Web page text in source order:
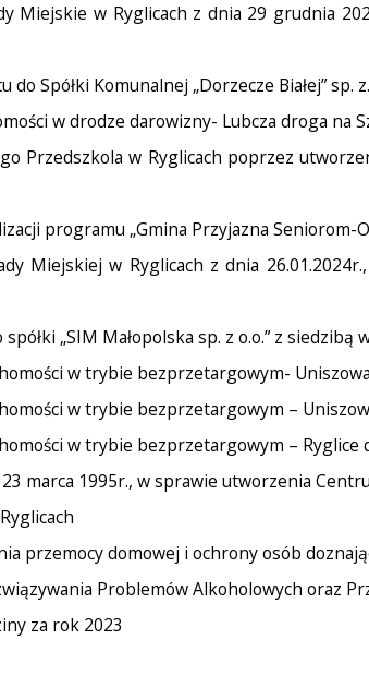
Miejskie w Ryglicach z dnia 29 grudnia
Spółki Komunalnej „Dorzecze Białej” sp.
w drodze darowizny- Lubcza droga na
Przedszkola w Ryglicach poprzez
programu „Gmina Przyjazna Seniorom-
Miejskiej w Ryglicach z dnia
„SIM Małopolska sp. z o.o.” z siedzibą
w trybie bezprzetargowym-
w trybie bezprzetargowym –
w trybie bezprzetargowym – Ryglice
marca 1995r., w sprawie utworzenia
przemocy domowej i ochrony osób
Problemów Alkoholowych oraz
za rok 2023